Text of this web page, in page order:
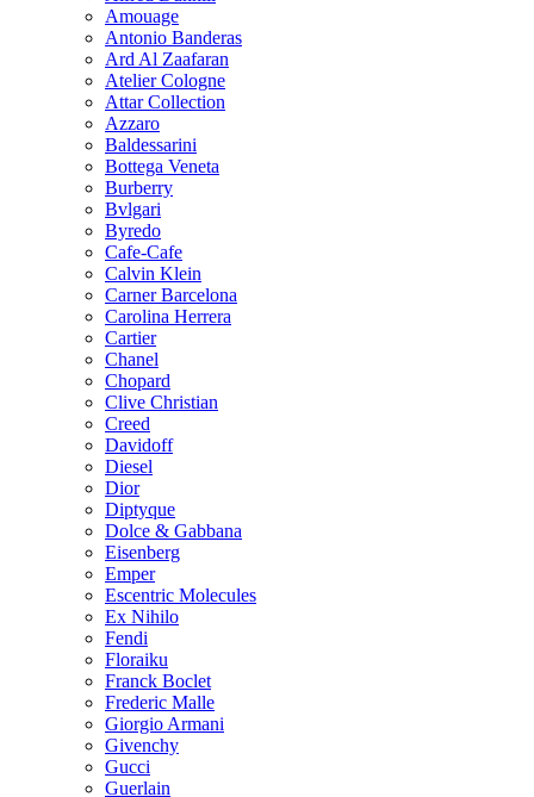
Amouage
Antonio Banderas
Ard Al Zaafaran
Atelier Cologne
Attar Collection
Azzaro
Baldessarini
Bottega Veneta
Burberry
Bvlgari
Byredo
Cafe-Cafe
Calvin Klein
Carner Barcelona
Carolina Herrera
Cartier
Chanel
Chopard
Clive Christian
Creed
Davidoff
Diesel
Dior
Diptyque
Dolce & Gabbana
Eisenberg
Emper
Escentric Molecules
Ex Nihilo
Fendi
Floraiku
Franck Boclet
Frederic Malle
Giorgio Armani
Givenchy
Gucci
Guerlain